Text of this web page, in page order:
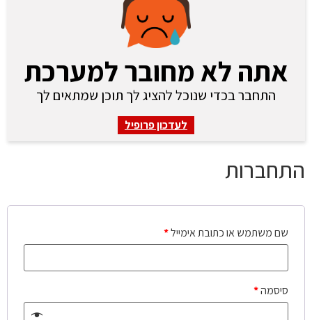
אתה לא מחובר למערכת
התחבר בכדי שנוכל להציג לך תוכן שמתאים לך
לעדכון פרופיל
התחברות
שם משתמש או כתובת אימייל*
סיסמה*